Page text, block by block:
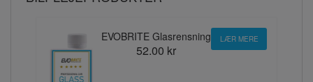
EVOBRITE Glasrensning
52.00 kr
LÆR MERE